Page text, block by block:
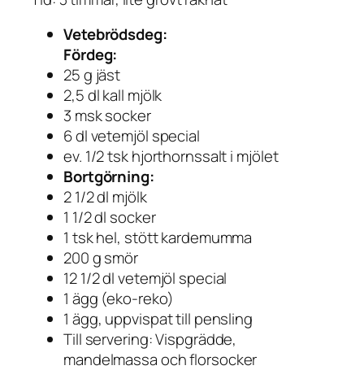
Vetebrödsdeg:
Fördeg:
25 g jäst
2,5 dl kall mjölk
3 msk socker
6 dl vetemjöl special
ev. 1/2 tsk hjorthornssalt i mjölet
Bortgörning:
2 1/2 dl mjölk
1 1/2 dl socker
1 tsk hel, stött kardemumma
200 g smör
12 1/2 dl vetemjöl special
1 ägg (eko-reko)
1 ägg, uppvispat till pensling
Till servering: Vispgrädde,
mandelmassa och florsocker